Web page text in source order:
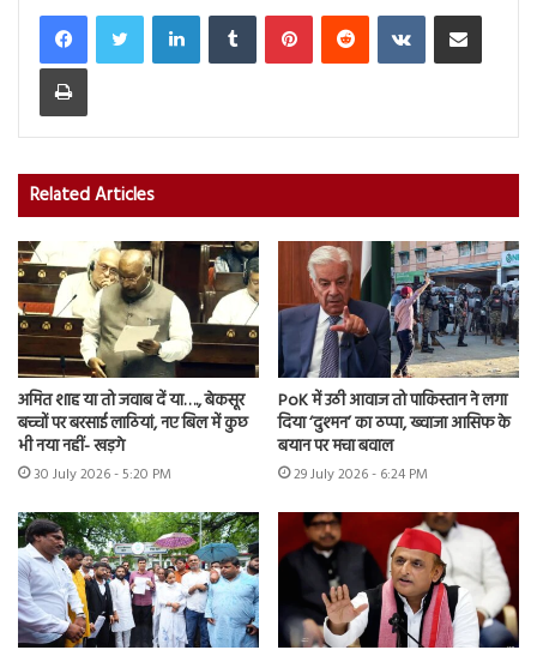
LinkedInTumblr PinterestReddit VKontakteShare via Email
Print
Related Articles
अमित शाह या तो जवाब दें या…., बेकसूर
बच्चों पर बरसाई लाठियां, नए बिल में कुछ
भी नया नहीं- खड़गे
30 July 2026 - 5:20 PM
PoK में उठी आवाज तो पाकिस्तान ने लगा
दिया ‘दुश्मन’ का ठप्पा, ख्वाजा आसिफ के
बयान पर मचा बवाल
29 July 2026 - 6:24 PM